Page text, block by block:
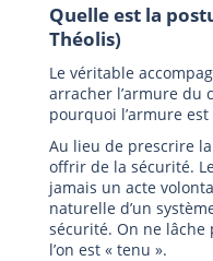
Quelle est la
Théolis)
Le véritable
arracher l’armure du
pourquoi l’armure est
Au lieu de prescrire
offrir de la sécurité.
jamais un acte
naturelle d’un
sécurité. On ne lâche
l’on est « tenu ».